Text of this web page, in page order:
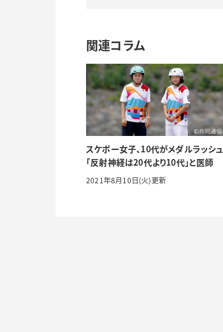
関連コラム
スケボー女子、10代がメダルラッシュ
「反射神経は20代より10代」と医師
2021年8月10日(火)更新